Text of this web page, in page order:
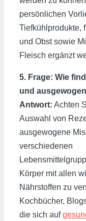
persönlichen
Tiefkühlprodukte,
und Obst sowie
Fleisch ergänzt
5. Frage: Wie
und
Antwort: Achten
Auswahl von
ausgewogene
verschiedenen
Körper mit allen
Nährstoffen zu
Kochbücher,
die sich auf